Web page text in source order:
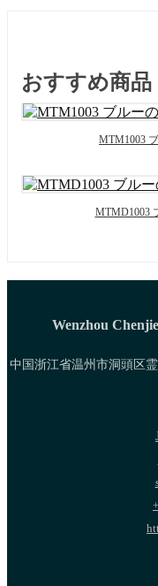
おすすめ商品
MTM1003
MTMD1003
Wenzhou
中国浙江省温州市洞頭区